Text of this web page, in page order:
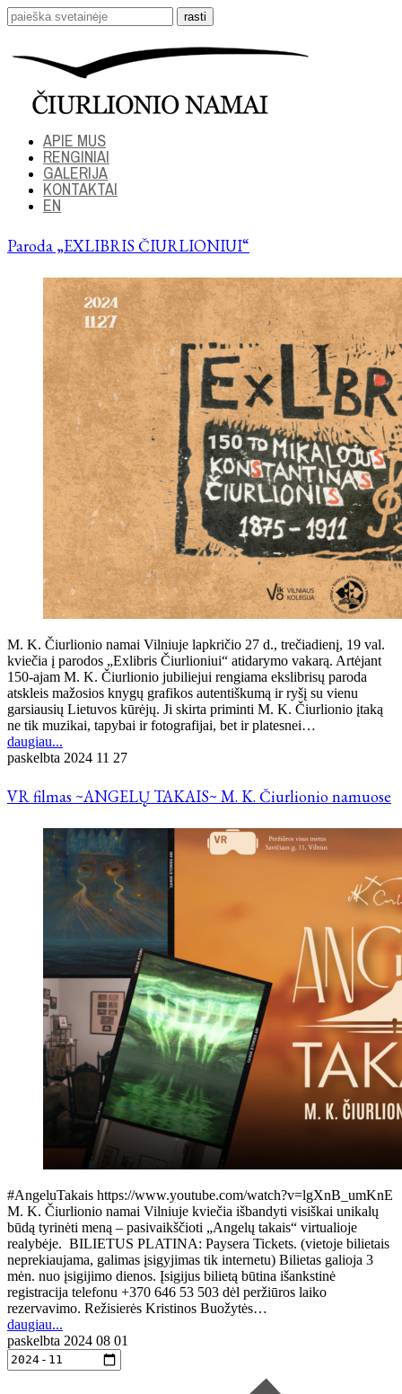
APIE MUS
RENGINIAI
GALERIJA
KONTAKTAI
EN
Paroda „EXLIBRIS ČIURLIONIUI“
M. K. Čiurlionio namai Vilniuje lapkričio 27 d., trečiadienį, 19 val.
kviečia į parodos „Exlibris Čiurlioniui“ atidarymo vakarą. Artėjant
150-ajam M. K. Čiurlionio jubiliejui rengiama ekslibrisų paroda
atskleis mažosios knygų grafikos autentiškumą ir ryšį su vienu
garsiausių Lietuvos kūrėjų. Ji skirta priminti M. K. Čiurlionio įtaką
ne tik muzikai, tapybai ir fotografijai, bet ir platesnei…
daugiau...
paskelbta 2024 11 27
VR filmas ~ANGELŲ TAKAIS~ M. K. Čiurlionio namuose
#AngeluTakais https://www.youtube.com/watch?v=lgXnB_umKnE
M. K. Čiurlionio namai Vilniuje kviečia išbandyti visiškai unikalų
būdą tyrinėti meną – pasivaikščioti „Angelų takais“ virtualioje
realybėje. BILIETUS PLATINA: Paysera Tickets. (vietoje bilietais
neprekiaujama, galimas įsigyjimas tik internetu) Bilietas galioja 3
mėn. nuo įsigijimo dienos. Įsigijus bilietą būtina išankstinė
registracija telefonu +370 646 53 503 dėl peržiūros laiko
rezervavimo. Režisierės Kristinos Buožytės…
daugiau...
paskelbta 2024 08 01